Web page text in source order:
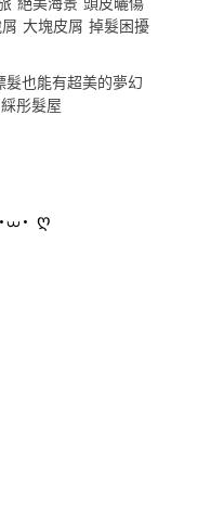
絕美海景 頭皮曬傷
大塊皮屑 掉髮困擾
髮也能有超美的夢幻
彤髮屋
ღ